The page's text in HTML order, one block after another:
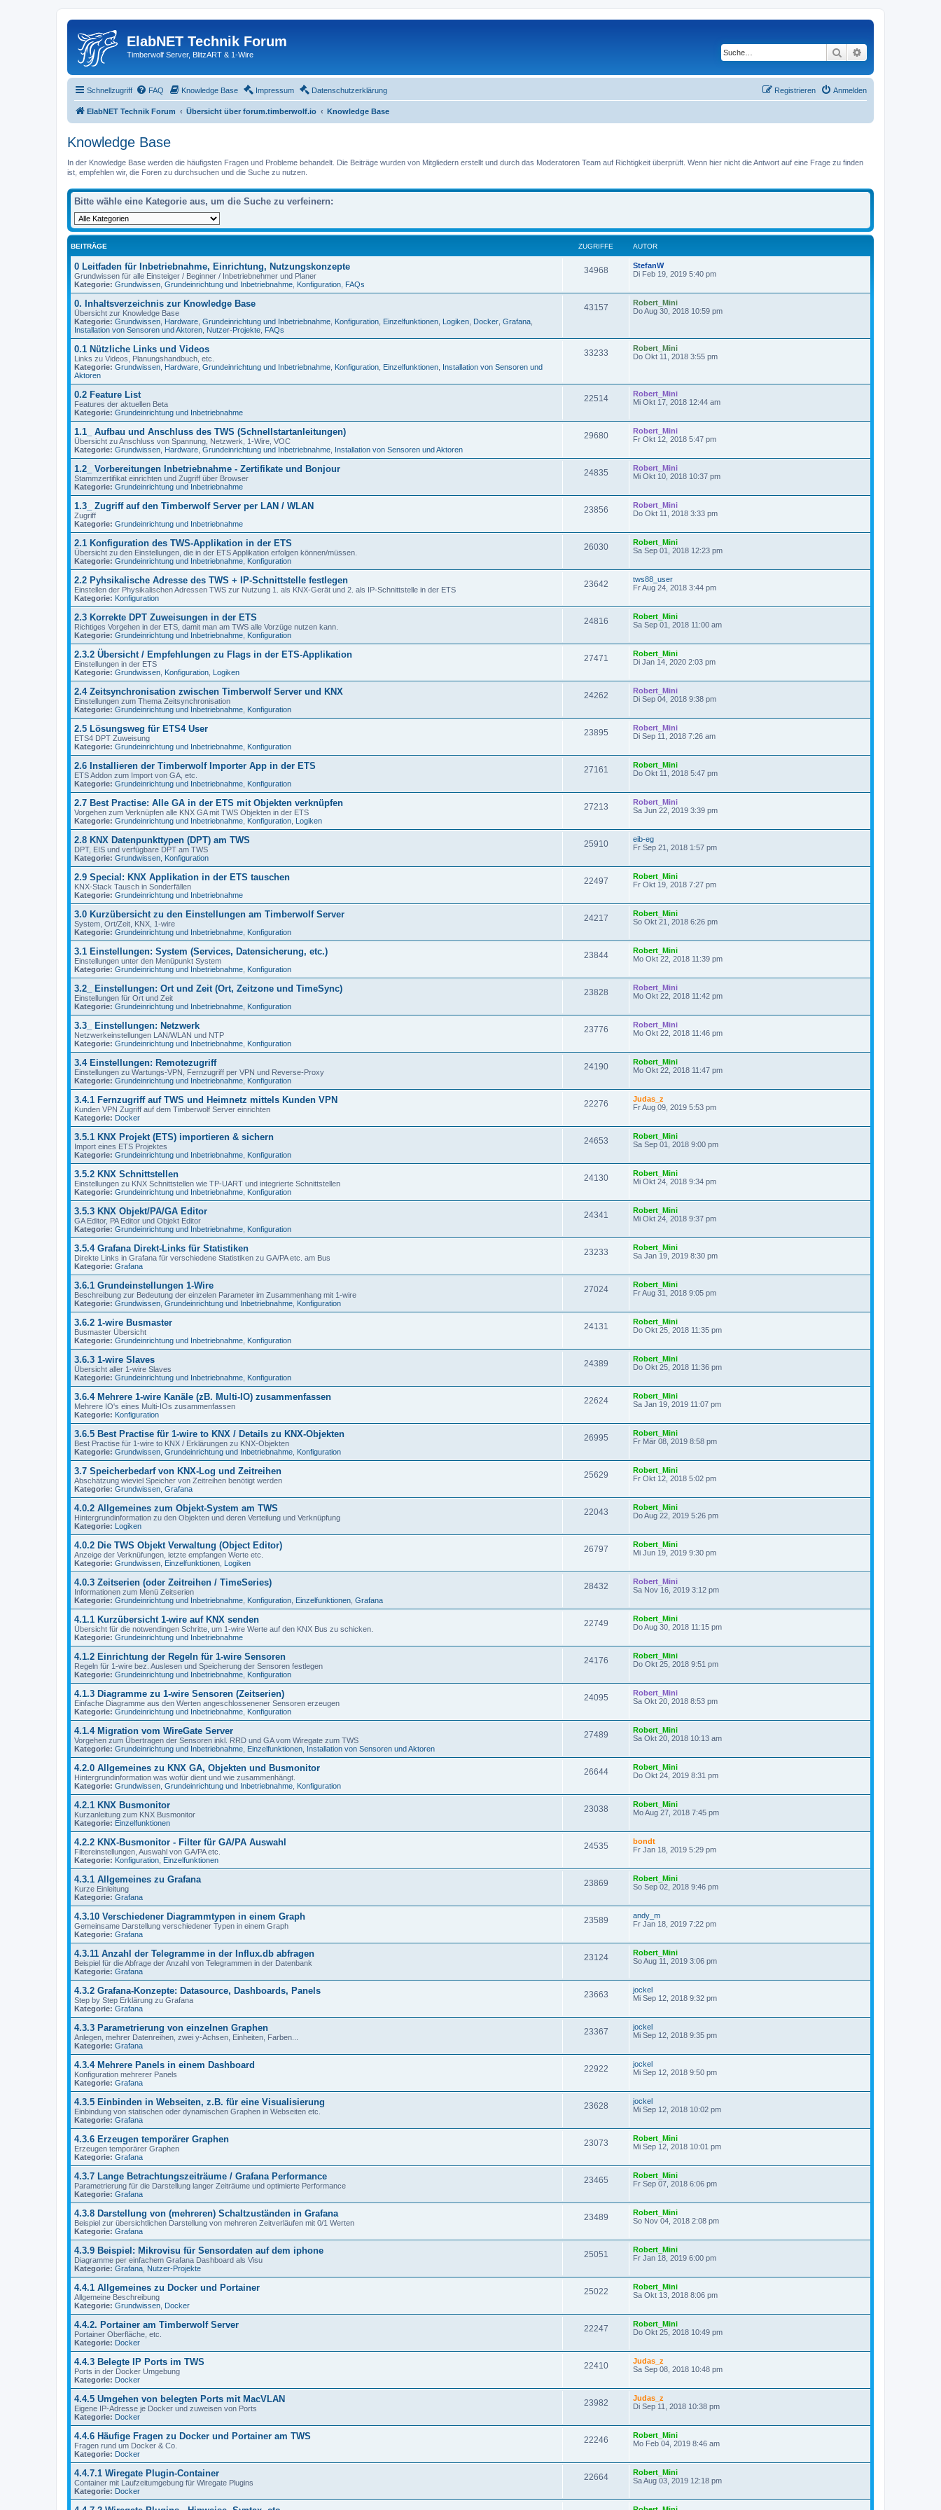
ElabNET Technik Forum
Timberwolf Server, BlitzART & 1-Wire Suche
Schnellzugriff FAQ Knowledge Base Impressum Datenschutzerklärung Anmelden
Registrieren
ElabNET Technik Forum Übersicht über forum.timberwolf.io Knowledge Base
Knowledge Base
In der Knowledge Base werden die häufigsten Fragen und Probleme behandelt. Die Beiträge wurden von Mitgliedern erstellt und durch das Moderatoren Team auf Richtigkeit überprüft. Wenn hier nicht die Antwort auf eine Frage zu finden
ist, empfehlen wir, die Foren zu durchsuchen und die Suche zu nutzen.
Bitte wähle eine Kategorie aus, um die Suche zu verfeinern:
BEITRÄGE ZUGRIFFE AUTOR
0 Leitfaden für Inbetriebnahme, Einrichtung, Nutzungskonzepte
Grundwissen für alle Einsteiger / Beginner / Inbetriebnehmer und Planer
Kategorie: Grundwissen Grundeinrichtung und Inbetriebnahme Konfiguration FAQs
34968
StefanW
Di Feb 19, 2019 5:40 pm
0. Inhaltsverzeichnis zur Knowledge Base
Übersicht zur Knowledge Base
Kategorie: Grundwissen Hardware Grundeinrichtung und Inbetriebnahme Konfiguration Einzelfunktionen Logiken Docker Grafana
Installation von Sensoren und Aktoren Nutzer-Projekte FAQs
43157
Robert_Mini
Do Aug 30, 2018 10:59 pm
0.1 Nützliche Links und Videos
Links zu Videos, Planungshandbuch, etc.
Kategorie: Grundwissen Hardware Grundeinrichtung und Inbetriebnahme Konfiguration Einzelfunktionen Installation von Sensoren und
Aktoren
33233
Robert_Mini
Do Okt 11, 2018 3:55 pm
0.2 Feature List
Features der aktuellen Beta
Kategorie: Grundeinrichtung und Inbetriebnahme
22514
Robert_Mini
Mi Okt 17, 2018 12:44 am
1.1_ Aufbau und Anschluss des TWS (Schnellstartanleitungen)
Übersicht zu Anschluss von Spannung, Netzwerk, 1-Wire, VOC
Kategorie: Grundwissen Hardware Grundeinrichtung und Inbetriebnahme Installation von Sensoren und Aktoren
29680
Robert_Mini
Fr Okt 12, 2018 5:47 pm
1.2_ Vorbereitungen Inbetriebnahme - Zertifikate und Bonjour
Stammzertifikat einrichten und Zugriff über Browser
Kategorie: Grundeinrichtung und Inbetriebnahme
24835
Robert_Mini
Mi Okt 10, 2018 10:37 pm
1.3_ Zugriff auf den Timberwolf Server per LAN / WLAN
Zugriff
Kategorie: Grundeinrichtung und Inbetriebnahme
23856
Robert_Mini
Do Okt 11, 2018 3:33 pm
2.1 Konfiguration des TWS-Applikation in der ETS
Übersicht zu den Einstellungen, die in der ETS Applikation erfolgen können/müssen.
Kategorie: Grundeinrichtung und Inbetriebnahme Konfiguration
26030
Robert_Mini
Sa Sep 01, 2018 12:23 pm
2.2 Pyhsikalische Adresse des TWS + IP-Schnittstelle festlegen
Einstellen der Physikalischen Adressen TWS zur Nutzung 1. als KNX-Gerät und 2. als IP-Schnittstelle in der ETS
Kategorie: Konfiguration
23642
tws88_user
Fr Aug 24, 2018 3:44 pm
2.3 Korrekte DPT Zuweisungen in der ETS
Richtiges Vorgehen in der ETS, damit man am TWS alle Vorzüge nutzen kann.
Kategorie: Grundeinrichtung und Inbetriebnahme Konfiguration
24816
Robert_Mini
Sa Sep 01, 2018 11:00 am
2.3.2 Übersicht / Empfehlungen zu Flags in der ETS-Applikation
Einstellungen in der ETS
Kategorie: Grundwissen Konfiguration Logiken
27471
Robert_Mini
Di Jan 14, 2020 2:03 pm
2.4 Zeitsynchronisation zwischen Timberwolf Server und KNX
Einstellungen zum Thema Zeitsynchronisation
Kategorie: Grundeinrichtung und Inbetriebnahme Konfiguration
24262
Robert_Mini
Di Sep 04, 2018 9:38 pm
2.5 Lösungsweg für ETS4 User
ETS4 DPT Zuweisung
Kategorie: Grundeinrichtung und Inbetriebnahme Konfiguration
23895
Robert_Mini
Di Sep 11, 2018 7:26 am
2.6 Installieren der Timberwolf Importer App in der ETS
ETS Addon zum Import von GA, etc.
Kategorie: Grundeinrichtung und Inbetriebnahme Konfiguration
27161
Robert_Mini
Do Okt 11, 2018 5:47 pm
2.7 Best Practise: Alle GA in der ETS mit Objekten verknüpfen
Vorgehen zum Verknüpfen alle KNX GA mit TWS Objekten in der ETS
Kategorie: Grundeinrichtung und Inbetriebnahme Konfiguration Logiken
27213
Robert_Mini
Sa Jun 22, 2019 3:39 pm
2.8 KNX Datenpunkttypen (DPT) am TWS
DPT, EIS und verfügbare DPT am TWS
Kategorie: Grundwissen Konfiguration
25910
eib-eg
Fr Sep 21, 2018 1:57 pm
2.9 Special: KNX Applikation in der ETS tauschen
KNX-Stack Tausch in Sonderfällen
Kategorie: Grundeinrichtung und Inbetriebnahme
22497
Robert_Mini
Fr Okt 19, 2018 7:27 pm
3.0 Kurzübersicht zu den Einstellungen am Timberwolf Server
System, Ort/Zeit, KNX, 1-wire
Kategorie: Grundeinrichtung und Inbetriebnahme Konfiguration
24217
Robert_Mini
So Okt 21, 2018 6:26 pm
3.1 Einstellungen: System (Services, Datensicherung, etc.)
Einstellungen unter den Menüpunkt System
Kategorie: Grundeinrichtung und Inbetriebnahme Konfiguration
23844
Robert_Mini
Mo Okt 22, 2018 11:39 pm
3.2_ Einstellungen: Ort und Zeit (Ort, Zeitzone und TimeSync)
Einstellungen für Ort und Zeit
Kategorie: Grundeinrichtung und Inbetriebnahme Konfiguration
23828
Robert_Mini
Mo Okt 22, 2018 11:42 pm
3.3_ Einstellungen: Netzwerk
Netzwerkeinstellungen LAN/WLAN und NTP
Kategorie: Grundeinrichtung und Inbetriebnahme Konfiguration
23776
Robert_Mini
Mo Okt 22, 2018 11:46 pm
3.4 Einstellungen: Remotezugriff
Einstellungen zu Wartungs-VPN, Fernzugriff per VPN und Reverse-Proxy
Kategorie: Grundeinrichtung und Inbetriebnahme Konfiguration
24190
Robert_Mini
Mo Okt 22, 2018 11:47 pm
3.4.1 Fernzugriff auf TWS und Heimnetz mittels Kunden VPN
Kunden VPN Zugriff auf dem Timberwolf Server einrichten
Kategorie: Docker
22276
Judas_z
Fr Aug 09, 2019 5:53 pm
3.5.1 KNX Projekt (ETS) importieren & sichern
Import eines ETS Projektes
Kategorie: Grundeinrichtung und Inbetriebnahme Konfiguration
24653
Robert_Mini
Sa Sep 01, 2018 9:00 pm
3.5.2 KNX Schnittstellen
Einstellungen zu KNX Schnittstellen wie TP-UART und integrierte Schnittstellen
Kategorie: Grundeinrichtung und Inbetriebnahme Konfiguration
24130
Robert_Mini
Mi Okt 24, 2018 9:34 pm
3.5.3 KNX Objekt/PA/GA Editor
GA Editor, PA Editor und Objekt Editor
Kategorie: Grundeinrichtung und Inbetriebnahme Konfiguration
24341
Robert_Mini
Mi Okt 24, 2018 9:37 pm
3.5.4 Grafana Direkt-Links für Statistiken
Direkte Links in Grafana für verschiedene Statistiken zu GA/PA etc. am Bus
Kategorie: Grafana
23233
Robert_Mini
Sa Jan 19, 2019 8:30 pm
3.6.1 Grundeinstellungen 1-Wire
Beschreibung zur Bedeutung der einzelen Parameter im Zusammenhang mit 1-wire
Kategorie: Grundwissen Grundeinrichtung und Inbetriebnahme Konfiguration
27024
Robert_Mini
Fr Aug 31, 2018 9:05 pm
3.6.2 1-wire Busmaster
Busmaster Übersicht
Kategorie: Grundeinrichtung und Inbetriebnahme Konfiguration
24131
Robert_Mini
Do Okt 25, 2018 11:35 pm
3.6.3 1-wire Slaves
Übersicht aller 1-wire Slaves
Kategorie: Grundeinrichtung und Inbetriebnahme Konfiguration
24389
Robert_Mini
Do Okt 25, 2018 11:36 pm
3.6.4 Mehrere 1-wire Kanäle (zB. Multi-IO) zusammenfassen
Mehrere IO's eines Multi-IOs zusammenfassen
Kategorie: Konfiguration
22624
Robert_Mini
Sa Jan 19, 2019 11:07 pm
3.6.5 Best Practise für 1-wire to KNX / Details zu KNX-Objekten
Best Practise für 1-wire to KNX / Erklärungen zu KNX-Objekten
Kategorie: Grundwissen Grundeinrichtung und Inbetriebnahme Konfiguration
26995
Robert_Mini
Fr Mär 08, 2019 8:58 pm
3.7 Speicherbedarf von KNX-Log und Zeitreihen
Abschätzung wieviel Speicher von Zeitreihen benötigt werden
Kategorie: Grundwissen Grafana
25629
Robert_Mini
Fr Okt 12, 2018 5:02 pm
4.0.2 Allgemeines zum Objekt-System am TWS
Hintergrundinformation zu den Objekten und deren Verteilung und Verknüpfung
Kategorie: Logiken
22043
Robert_Mini
Do Aug 22, 2019 5:26 pm
4.0.2 Die TWS Objekt Verwaltung (Object Editor)
Anzeige der Verknüfungen, letzte empfangen Werte etc.
Kategorie: Grundwissen Einzelfunktionen Logiken
26797
Robert_Mini
Mi Jun 19, 2019 9:30 pm
4.0.3 Zeitserien (oder Zeitreihen / TimeSeries)
Informationen zum Menü Zeitserien
Kategorie: Grundeinrichtung und Inbetriebnahme Konfiguration Einzelfunktionen Grafana
28432
Robert_Mini
Sa Nov 16, 2019 3:12 pm
4.1.1 Kurzübersicht 1-wire auf KNX senden
Übersicht für die notwendingen Schritte, um 1-wire Werte auf den KNX Bus zu schicken.
Kategorie: Grundeinrichtung und Inbetriebnahme
22749
Robert_Mini
Do Aug 30, 2018 11:15 pm
4.1.2 Einrichtung der Regeln für 1-wire Sensoren
Regeln für 1-wire bez. Auslesen und Speicherung der Sensoren festlegen
Kategorie: Grundeinrichtung und Inbetriebnahme Konfiguration
24176
Robert_Mini
Do Okt 25, 2018 9:51 pm
4.1.3 Diagramme zu 1-wire Sensoren (Zeitserien)
Einfache Diagramme aus den Werten angeschlossenener Sensoren erzeugen
Kategorie: Grundeinrichtung und Inbetriebnahme Konfiguration
24095
Robert_Mini
Sa Okt 20, 2018 8:53 pm
4.1.4 Migration vom WireGate Server
Vorgehen zum Übertragen der Sensoren inkl. RRD und GA vom Wiregate zum TWS
Kategorie: Grundeinrichtung und Inbetriebnahme Einzelfunktionen Installation von Sensoren und Aktoren
27489
Robert_Mini
Sa Okt 20, 2018 10:13 am
4.2.0 Allgemeines zu KNX GA, Objekten und Busmonitor
Hintergrundinformation was wofür dient und wie zusammenhängt.
Kategorie: Grundwissen Grundeinrichtung und Inbetriebnahme Konfiguration
26644
Robert_Mini
Do Okt 24, 2019 8:31 pm
4.2.1 KNX Busmonitor
Kurzanleitung zum KNX Busmonitor
Kategorie: Einzelfunktionen
23038
Robert_Mini
Mo Aug 27, 2018 7:45 pm
4.2.2 KNX-Busmonitor - Filter für GA/PA Auswahl
Filtereinstellungen, Auswahl von GA/PA etc.
Kategorie: Konfiguration Einzelfunktionen
24535
bondt
Fr Jan 18, 2019 5:29 pm
4.3.1 Allgemeines zu Grafana
Kurze Einleitung
Kategorie: Grafana
23869
Robert_Mini
So Sep 02, 2018 9:46 pm
4.3.10 Verschiedener Diagrammtypen in einem Graph
Gemeinsame Darstellung verschiedener Typen in einem Graph
Kategorie: Grafana
23589
andy_m
Fr Jan 18, 2019 7:22 pm
4.3.11 Anzahl der Telegramme in der Influx.db abfragen
Beispiel für die Abfrage der Anzahl von Telegrammen in der Datenbank
Kategorie: Grafana
23124
Robert_Mini
So Aug 11, 2019 3:06 pm
4.3.2 Grafana-Konzepte: Datasource, Dashboards, Panels
Step by Step Erklärung zu Grafana
Kategorie: Grafana
23663
jockel
Mi Sep 12, 2018 9:32 pm
4.3.3 Parametrierung von einzelnen Graphen
Anlegen, mehrer Datenreihen, zwei y-Achsen, Einheiten, Farben...
Kategorie: Grafana
23367
jockel
Mi Sep 12, 2018 9:35 pm
4.3.4 Mehrere Panels in einem Dashboard
Konfiguration mehrerer Panels
Kategorie: Grafana
22922
jockel
Mi Sep 12, 2018 9:50 pm
4.3.5 Einbinden in Webseiten, z.B. für eine Visualisierung
Einbindung von statischen oder dynamischen Graphen in Webseiten etc.
Kategorie: Grafana
23628
jockel
Mi Sep 12, 2018 10:02 pm
4.3.6 Erzeugen temporärer Graphen
Erzeugen temporärer Graphen
Kategorie: Grafana
23073
Robert_Mini
Mi Sep 12, 2018 10:01 pm
4.3.7 Lange Betrachtungszeiträume / Grafana Performance
Parametrierung für die Darstellung langer Zeiträume und optimierte Performance
Kategorie: Grafana
23465
Robert_Mini
Fr Sep 07, 2018 6:06 pm
4.3.8 Darstellung von (mehreren) Schaltzuständen in Grafana
Beispiel zur übersichtlichen Darstellung von mehreren Zeitverläufen mit 0/1 Werten
Kategorie: Grafana
23489
Robert_Mini
So Nov 04, 2018 2:08 pm
4.3.9 Beispiel: Mikrovisu für Sensordaten auf dem iphone
Diagramme per einfachem Grafana Dashboard als Visu
Kategorie: Grafana Nutzer-Projekte
25051
Robert_Mini
Fr Jan 18, 2019 6:00 pm
4.4.1 Allgemeines zu Docker und Portainer
Allgemeine Beschreibung
Kategorie: Grundwissen Docker
25022
Robert_Mini
Sa Okt 13, 2018 8:06 pm
4.4.2. Portainer am Timberwolf Server
Portainer Oberfläche, etc.
Kategorie: Docker
22247
Robert_Mini
Do Okt 25, 2018 10:49 pm
4.4.3 Belegte IP Ports im TWS
Ports in der Docker Umgebung
Kategorie: Docker
22410
Judas_z
Sa Sep 08, 2018 10:48 pm
4.4.5 Umgehen von belegten Ports mit MacVLAN
Eigene IP-Adresse je Docker und zuweisen von Ports
Kategorie: Docker
23982
Judas_z
Di Sep 11, 2018 10:38 pm
4.4.6 Häufige Fragen zu Docker und Portainer am TWS
Fragen rund um Docker & Co.
Kategorie: Docker
22246
Robert_Mini
Mo Feb 04, 2019 8:46 am
4.4.7.1 Wiregate Plugin-Container
Container mit Laufzeitumgebung für Wiregate Plugins
Kategorie: Docker
22664
Robert_Mini
Sa Aug 03, 2019 12:18 pm